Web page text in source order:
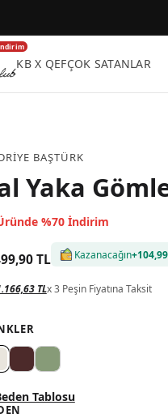
KB X QEFÇOK SATANLAR
BAŞTÜRK
Yaka
%70 İndirim
TL Kazanacağın+
TLx 3 Peşin Fiyatına Taksit
Tablosu